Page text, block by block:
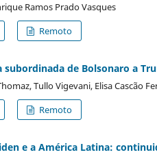
Ramos Prado Vasques
Remoto
de Bolsonaro a
Tullo Vigevani, Elisa Cascão
Remoto
e a América Latina: